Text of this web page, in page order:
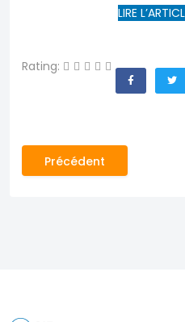
LIRE
Rating:
Article précédent :
Précédent